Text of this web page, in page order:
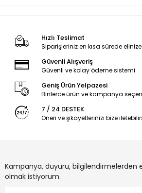
Hızlı Teslimat
Siparişleriniz en kısa sürede elinize
Güvenli Alışveriş
Güvenli ve kolay ödeme sistemi
Geniş Ürün Yelpazesi
Binlerce ürün ve kampanya
7 / 24 DESTEK
Öneri ve şikayetlerinizi bize
Kampanya, duyuru, bilgilendirmelerden
olmak istiyorum.